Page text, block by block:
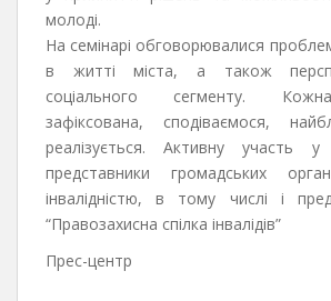
молоді.
На семінарі обговорювалися
в житті міста, а також
соціального сегменту.
зафіксована, сподіваємося,
реалізується. Активну участь
представники громадських
інвалідністю, в тому числі і
“Правозахисна спілка інвалідів”
Прес-центр